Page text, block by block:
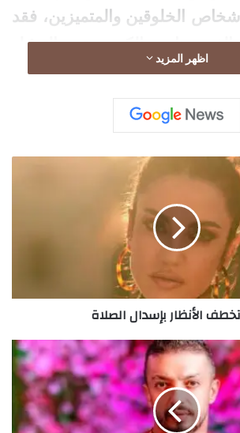
الخلوقين والمتميزين، فقد
الكوميدية والتمثيل
والتحديات الجديدة والمتنوعة
إدارة ترامب تبلغ شركات AI بأن
لن تخضع لاختبارات
تدخلنا لدعم الين حال
في آسيا
نمو وظائف القطاع ال
اظهر المزيد
الأنظار بإسدال الصلاة